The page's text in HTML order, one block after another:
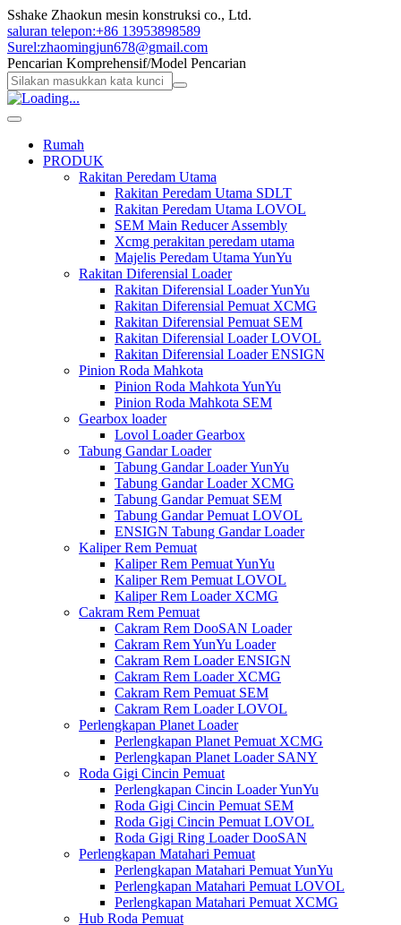
Sshake Zhaokun mesin konstruksi co., Ltd.
saluran telepon:+86 13953898589
Surel:zhaomingjun678@gmail.com
Pencarian Komprehensif/Model Pencarian
Rumah
PRODUK
Rakitan Peredam Utama
Rakitan Peredam Utama SDLT
Rakitan Peredam Utama LOVOL
SEM Main Reducer Assembly
Xcmg perakitan peredam utama
Majelis Peredam Utama YunYu
Rakitan Diferensial Loader
Rakitan Diferensial Loader YunYu
Rakitan Diferensial Pemuat XCMG
Rakitan Diferensial Pemuat SEM
Rakitan Diferensial Loader LOVOL
Rakitan Diferensial Loader ENSIGN
Pinion Roda Mahkota
Pinion Roda Mahkota YunYu
Pinion Roda Mahkota SEM
Gearbox loader
Lovol Loader Gearbox
Tabung Gandar Loader
Tabung Gandar Loader YunYu
Tabung Gandar Loader XCMG
Tabung Gandar Pemuat SEM
Tabung Gandar Pemuat LOVOL
ENSIGN Tabung Gandar Loader
Kaliper Rem Pemuat
Kaliper Rem Pemuat YunYu
Kaliper Rem Pemuat LOVOL
Kaliper Rem Loader XCMG
Cakram Rem Pemuat
Cakram Rem DooSAN Loader
Cakram Rem YunYu Loader
Cakram Rem Loader ENSIGN
Cakram Rem Loader XCMG
Cakram Rem Pemuat SEM
Cakram Rem Loader LOVOL
Perlengkapan Planet Loader
Perlengkapan Planet Pemuat XCMG
Perlengkapan Planet Loader SANY
Roda Gigi Cincin Pemuat
Perlengkapan Cincin Loader YunYu
Roda Gigi Cincin Pemuat SEM
Roda Gigi Cincin Pemuat LOVOL
Roda Gigi Ring Loader DooSAN
Perlengkapan Matahari Pemuat
Perlengkapan Matahari Pemuat YunYu
Perlengkapan Matahari Pemuat LOVOL
Perlengkapan Matahari Pemuat XCMG
Hub Roda Pemuat